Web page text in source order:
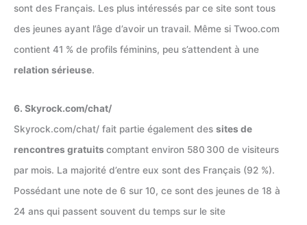
sont des Français. Les plus intéressés par ce site sont tous
des jeunes ayant l’âge d’avoir un travail. Même si Twoo.com
contient 41 % de profils féminins, peu s’attendent à une
relation sérieuse.
6. Skyrock.com/chat/
Skyrock.com/chat/ fait partie également des sites de
rencontres gratuits comptant environ 580 300 de visiteurs
par mois. La majorité d’entre eux sont des Français (92 %).
Possédant une note de 6 sur 10, ce sont des jeunes de 18 à
24 ans qui passent souvent du temps sur le site